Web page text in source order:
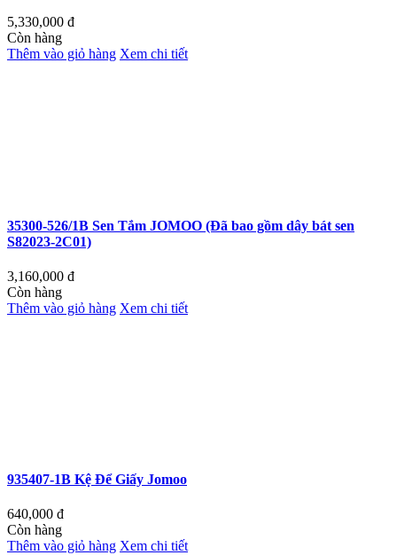
5,330,000 đ
Còn hàng
Thêm vào giỏ hàng Xem chi tiết
35300-526/1B Sen Tắm JOMOO (Đã bao gồm dây bát sen
S82023-2C01)
3,160,000 đ
Còn hàng
Thêm vào giỏ hàng Xem chi tiết
935407-1B Kệ Để Giấy Jomoo
640,000 đ
Còn hàng
Thêm vào giỏ hàng Xem chi tiết